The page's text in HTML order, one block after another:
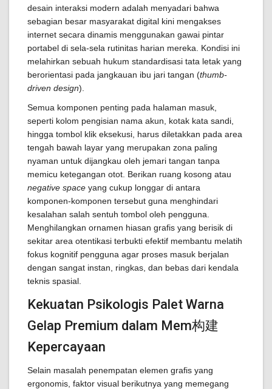
desain interaksi modern adalah menyadari bahwa
sebagian besar masyarakat digital kini mengakses
internet secara dinamis menggunakan gawai pintar
portabel di sela-sela rutinitas harian mereka. Kondisi ini
melahirkan sebuah hukum standardisasi tata letak yang
berorientasi pada jangkauan ibu jari tangan (thumb-
driven design).
Semua komponen penting pada halaman masuk,
seperti kolom pengisian nama akun, kotak kata sandi,
hingga tombol klik eksekusi, harus diletakkan pada area
tengah bawah layar yang merupakan zona paling
nyaman untuk dijangkau oleh jemari tangan tanpa
memicu ketegangan otot. Berikan ruang kosong atau
negative space yang cukup longgar di antara
komponen-komponen tersebut guna menghindari
kesalahan salah sentuh tombol oleh pengguna.
Menghilangkan ornamen hiasan grafis yang berisik di
sekitar area otentikasi terbukti efektif membantu melatih
fokus kognitif pengguna agar proses masuk berjalan
dengan sangat instan, ringkas, dan bebas dari kendala
teknis spasial.
Kekuatan Psikologis Palet Warna
Gelap Premium dalam Mem构建
Kepercayaan
Selain masalah penempatan elemen grafis yang
ergonomis, faktor visual berikutnya yang memegang